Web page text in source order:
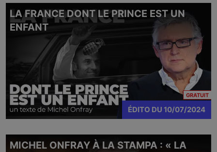
LA FRANCE DONT LE PRINCE EST UN
ENFANT
GRATUIT
ÉDITO DU 10/07/2024
MICHEL ONFRAY À LA STAMPA : « LA